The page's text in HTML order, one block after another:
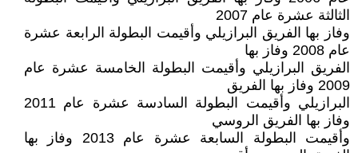
الثالثة عشرة عام 2007
وفاز بها الفريق البرازيلي وأقيمت البطولة الرابعة عشرة
عام 2008 وفاز بها
الفريق البرازيلي وأقيمت البطولة الخامسة عشرة عام
2009 وفاز بها الفريق
البرازيلي وأقيمت البطولة السادسة عشرة عام 2011
وفاز بها الفريق الروسي
وأقيمت البطولة السابعة عشرة عام 2013 وفاز بها